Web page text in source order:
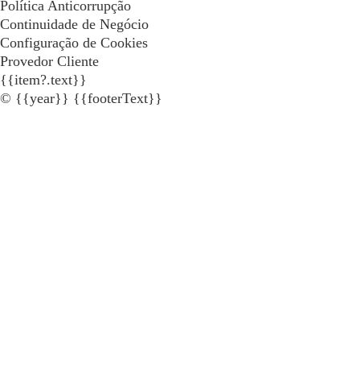
Política Anticorrupção
Continuidade de Negócio
Configuração de Cookies
Provedor Cliente
{{item?.text}}
© {{year}} {{footerText}}